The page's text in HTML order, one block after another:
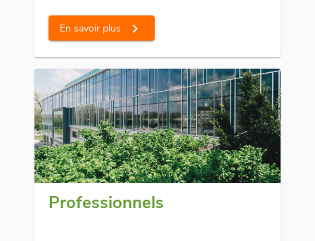
En savoir plus chevron_right
Professionnels